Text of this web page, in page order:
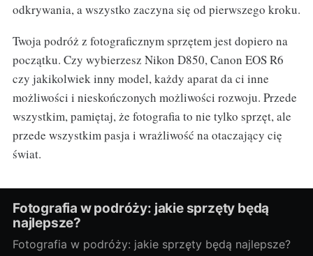
odkrywania, a wszystko zaczyna się od pierwszego kroku.
Twoja podróż z fotograficznym sprzętem jest dopiero na
początku. Czy wybierzesz Nikon D850, Canon EOS R6
czy jakikolwiek inny model, każdy aparat da ci inne
możliwości i nieskończonych możliwości rozwoju. Przede
wszystkim, pamiętaj, że fotografia to nie tylko sprzęt, ale
przede wszystkim pasja i wrażliwość na otaczający cię
świat.
Fotografia w podróży: jakie sprzęty będą
najlepsze?
Fotografia w podróży: jakie sprzęty będą najlepsze?